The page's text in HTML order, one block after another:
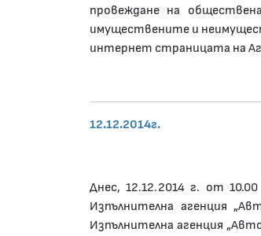
провеждане на
имуществените и
интернет страницата на
12.12.2014г.
Днес, 12.12.2014 г. от
Изпълнителна агенция
Изпълнителна агенция